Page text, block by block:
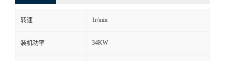
转速 1r/min
装机功率 34KW